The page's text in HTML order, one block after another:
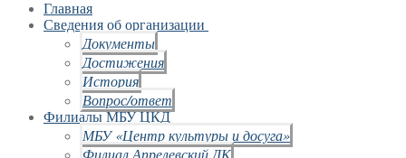
Главная
Сведения об организации
Документы
Достижения
История
Вопрос/ответ
Филиалы МБУ ЦКД
МБУ «Центр культуры и досуга»